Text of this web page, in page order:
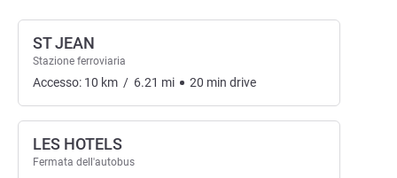
ST JEAN
Stazione ferroviaria
Accesso: 10 km / 6.21 mi 20 min drive
LES HOTELS
Fermata dell'autobus